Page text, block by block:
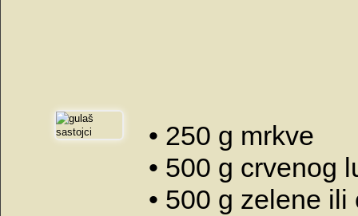
• 250 g mrkve
• 500 g crvenog
• 500 g zelene